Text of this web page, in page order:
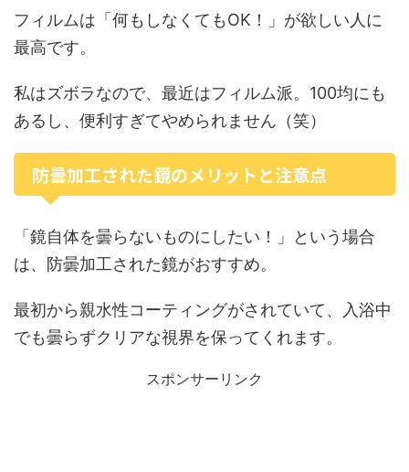
フィルムは「何もしなくてもOK！」が欲しい人に
最高です。
私はズボラなので、最近はフィルム派。100均にも
あるし、便利すぎてやめられません（笑）
防曇加工された鏡のメリットと注意点
「鏡自体を曇らないものにしたい！」という場合
は、防曇加工された鏡がおすすめ。
最初から親水性コーティングがされていて、入浴中
でも曇らずクリアな視界を保ってくれます。
スポンサーリンク